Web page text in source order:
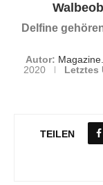
Delfine
Autor:
2020
Letztes
TEILEN